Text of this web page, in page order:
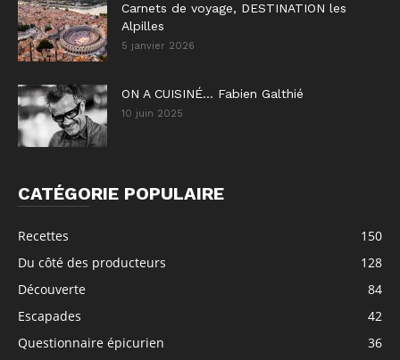
Carnets de voyage, DESTINATION les
Alpilles
5 janvier 2026
ON A CUISINÉ… Fabien Galthié
10 juin 2025
CATÉGORIE POPULAIRE
Recettes
150
Du côté des producteurs
128
Découverte
84
Escapades
42
Questionnaire épicurien
36